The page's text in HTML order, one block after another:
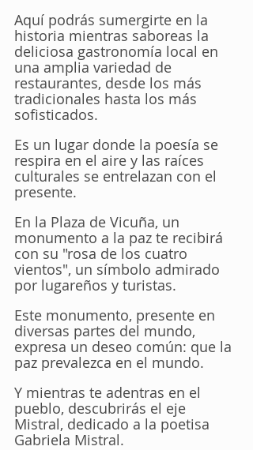
Aquí podrás sumergirte en la
historia mientras saboreas la
deliciosa gastronomía local en
una amplia variedad de
restaurantes, desde los más
tradicionales hasta los más
sofisticados.
Es un lugar donde la poesía se
respira en el aire y las raíces
culturales se entrelazan con el
presente.
En la Plaza de Vicuña, un
monumento a la paz te recibirá
con su "rosa de los cuatro
vientos", un símbolo admirado
por lugareños y turistas.
Este monumento, presente en
diversas partes del mundo,
expresa un deseo común: que la
paz prevalezca en el mundo.
Y mientras te adentras en el
pueblo, descubrirás el eje
Mistral, dedicado a la poetisa
Gabriela Mistral.